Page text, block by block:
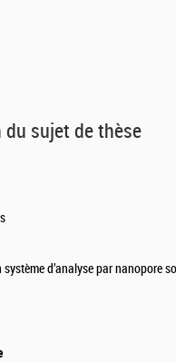
du sujet de thèse
système d’analyse par nanopore